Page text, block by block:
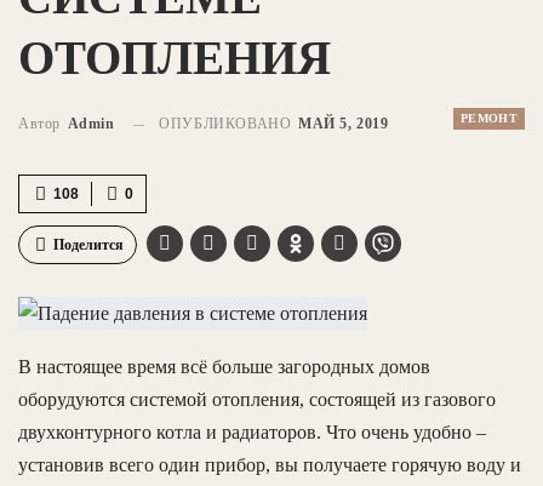
ОТОПЛЕНИЯ
РЕМОНТ
Автор Admin ОПУБЛИКОВАНО МАЙ 5, 2019
0
108
Поделится
В настоящее время всё больше загородных домов
оборудуются системой отопления, состоящей из газового
двухконтурного котла и радиаторов. Что очень удобно –
установив всего один прибор, вы получаете горячую воду и